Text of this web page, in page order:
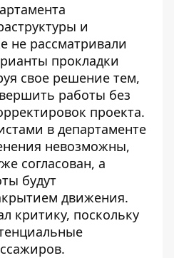
и
не рассматривали
прокладки
свое решение тем,
работы без
проекта.
в департаменте
невозможны,
согласован, а
будут
движения.
критику, поскольку